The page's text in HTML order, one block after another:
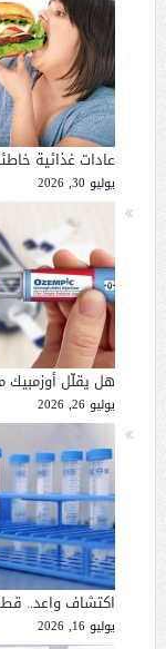
عادات غذائية
يوليو 30, 2026
هل يقلّل أوزمبيك
يوليو 26, 2026
اكتشاف واعد..
يوليو 16, 2026